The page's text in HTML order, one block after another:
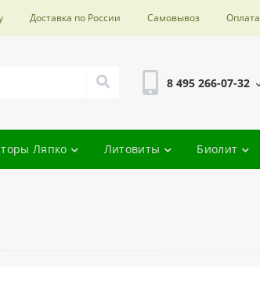
Доставка по России Самовывоз Оплата
8 495 266-07-32
Ляпко Литовиты Биолит